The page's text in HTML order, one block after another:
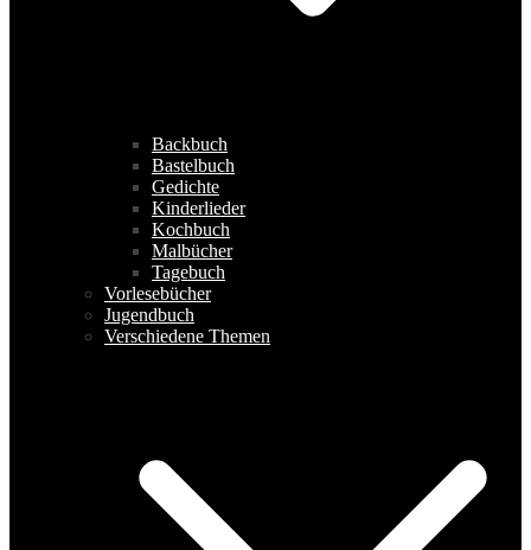
Backbuch
Bastelbuch
Gedichte
Kinderlieder
Kochbuch
Malbücher
Tagebuch
Vorlesebücher
Jugendbuch
Verschiedene Themen